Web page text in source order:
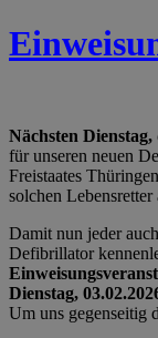
Nächsten Dienstag,
für unseren neuen
Freistaates
solchen Lebensretter
Damit nun jeder
Defibrillator
Dienstag,
Um uns gegenseitig